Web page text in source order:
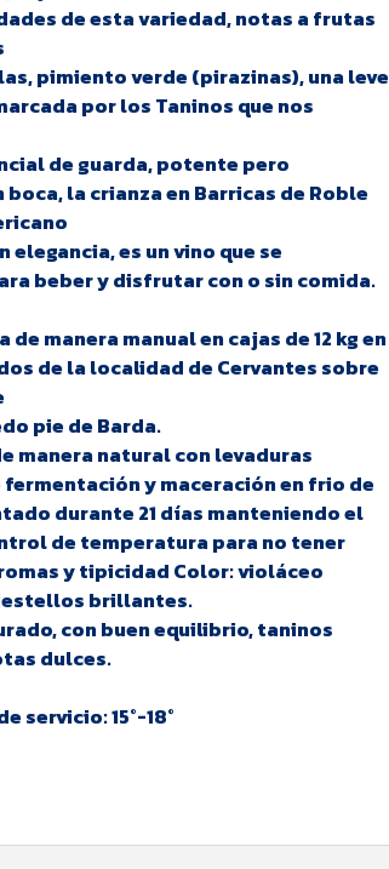
de esta variedad, notas a frutas
pimiento verde (pirazinas), una leve
por los Taninos que nos
de guarda, potente pero
la crianza en Barricas de Roble
elegancia, es un vino que se
beber y disfrutar con o sin comida.
de manera manual en cajas de 12 kg en
de la localidad de Cervantes sobre
pie de Barda.
manera natural con levaduras
y maceración en frio de
durante 21 días manteniendo el
de temperatura para no tener
y tipicidad Color: violáceo
brillantes.
con buen equilibrio, taninos
dulces.
servicio: 15°-18°